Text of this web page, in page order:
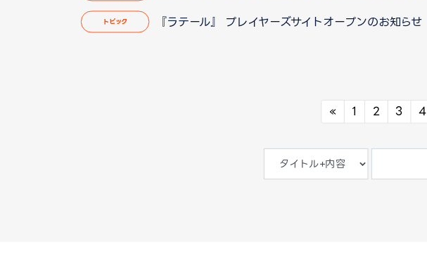
トピック 『ラテール』 プレイヤーズサイトオープンのお知らせ
« Previous
1 2 3 4